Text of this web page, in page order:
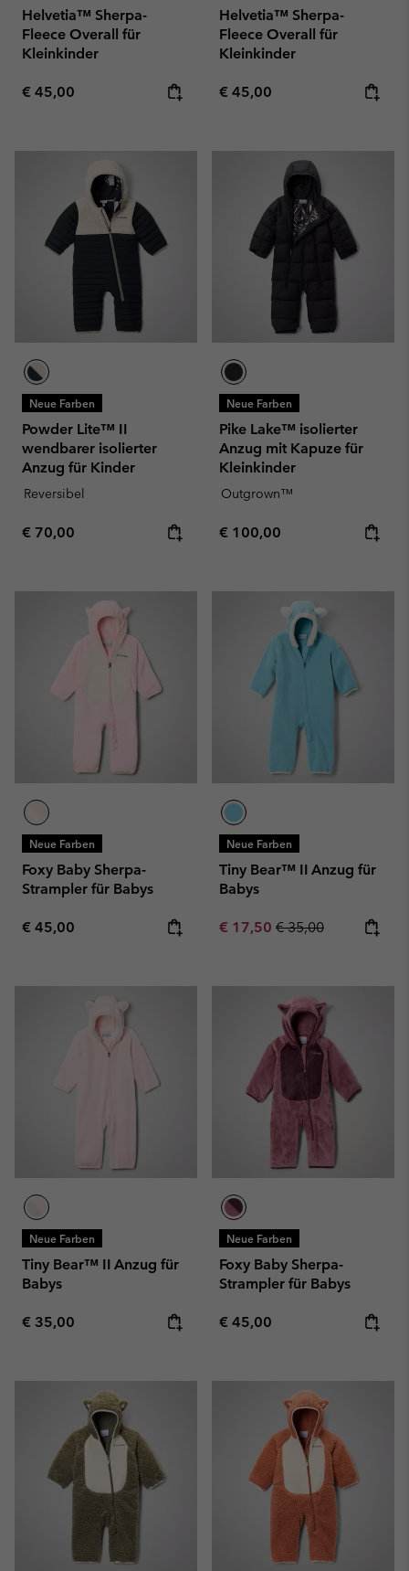
Helvetia™ Sherpa-
Fleece Overall für
Kleinkinder
Regular price:
€ 45,00
Helvetia™ Sherpa-
Fleece Overall für
Kleinkinder
Regular price:
€ 45,00
Neue Farben
Powder Lite™ II
wendbarer isolierter
Anzug für Kinder
Reversibel
Regular price:
€ 70,00
Neue Farben
Pike Lake™ isolierter
Anzug mit Kapuze für
Kleinkinder
Outgrown™
Regular price:
€ 100,00
Neue Farben
Foxy Baby Sherpa-
Strampler für Babys
Regular price:
€ 45,00
Neue Farben
Tiny Bear™ II Anzug für
Babys
Sale price:
€ 17,50 Regular price:
€ 35,00
Neue Farben
Tiny Bear™ II Anzug für
Babys
Regular price:
€ 35,00
Neue Farben
Foxy Baby Sherpa-
Strampler für Babys
Regular price:
€ 45,00